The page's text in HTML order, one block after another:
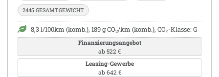
2445 GESAMTGEWICHT
8,3 l/100km (komb.), 189 g CO2/km (komb.), CO₂-Klasse: G
Finanzierungsangebot
ab 522 €
Leasing-Gewerbe
ab 642 €